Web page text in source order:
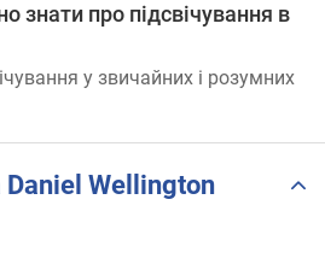
знати про підсвічування в
у звичайних і розумних
Daniel Wellington